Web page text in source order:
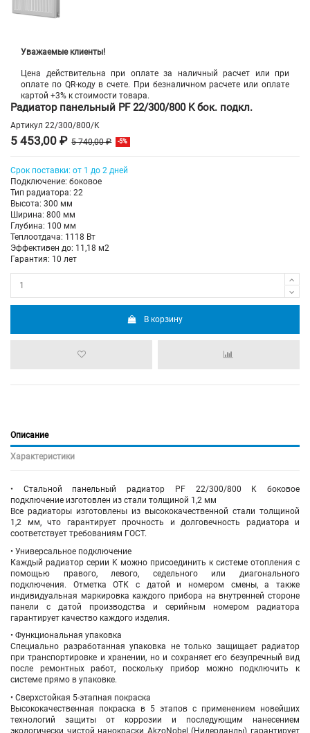
Уважаемые клиенты!
Цена действительна при оплате за наличный расчет или при
оплате по QR-коду в счете. При безналичном расчете или оплате
картой +3% к стоимости товара.
Радиатор панельный PF 22/300/800 K бок. подкл.
Артикул 22/300/800/K
5 453,00 ₽ 5 740,00 ₽ -5%
Срок поставки: от 1 до 2 дней
Подключение: боковое
Тип радиатора: 22
Высота: 300 мм
Ширина: 800 мм
Глубина: 100 мм
Теплоотдача: 1118 Вт
Эффективен до: 11,18 м2
Гарантия: 10 лет
В корзину
Описание
Характеристики
• Стальной панельный радиатор PF 22/300/800 K
боковое
подключение изготовлен из стали толщиной 1,2 мм
Все радиаторы изготовлены из высококачественной стали толщиной
1,2 мм, что гарантирует прочность и долговечность радиатора и
соответствует требованиям ГОСТ.
• Универсальное подключение
Каждый радиатор серии K можно присоединить к системе отопления с
помощью правого, левого, седельного или диагонального
подключения. Отметка ОТК с датой и номером смены, а также
индивидуальная маркировка каждого прибора на внутренней стороне
панели с датой производства и серийным номером радиатора
гарантирует качество каждого изделия.
• Функциональная упаковка
Специально разработанная упаковка не только защищает радиатор
при транспортировке и хранении, но и сохраняет его безупречный вид
после ремонтных работ, поскольку прибор можно подключить к
системе прямо в упаковке.
• Сверхстойкая 5-этапная покраска
Высококачественная покраска в 5 этапов с применением новейших
технологий защиты от коррозии и последующим нанесением
экологически чистой нанокраски AkzoNobel (Нидерланды) гарантирует